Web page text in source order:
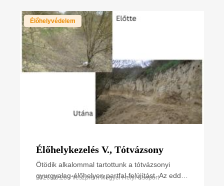
Élőhelyvédelem
Élőhelykezelés V., Tótvázsony
Ötödik alkalommal tartottunk a tótvázsonyi
gyurgyalag-élőhelyen partfal-felújítást. Az eddigi
2026.03.28 • Veszprém Megyei Helyi Csoport